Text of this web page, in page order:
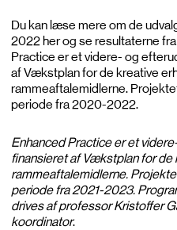
Du kan læse mere om de
2022 her og se resultaterne
Practice er et videre- og
af Vækstplan for de kreative
rammeaftalemidlerne.
periode fra 2020-2022.
Enhanced Practice er et
finansieret af Vækstplan for de
rammeaftalemidlerne.
periode fra 2021-2023.
drives af professor Kristoffer
koordinator.